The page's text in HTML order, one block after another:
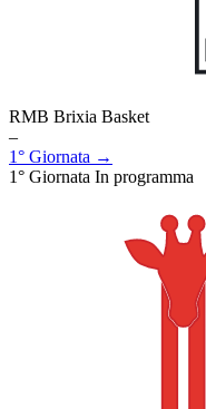
RMB Brixia Basket
–
1° Giornata →
1° Giornata In programma